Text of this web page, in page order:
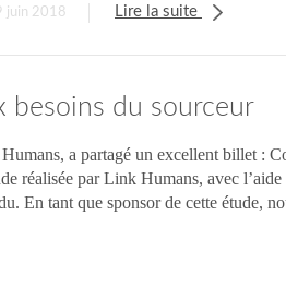
juin 2018 Lire la suite
besoins du sourceur
a partagé un excellent billet :
réalisée par Link Humans, avec
En tant que sponsor de cette étude,